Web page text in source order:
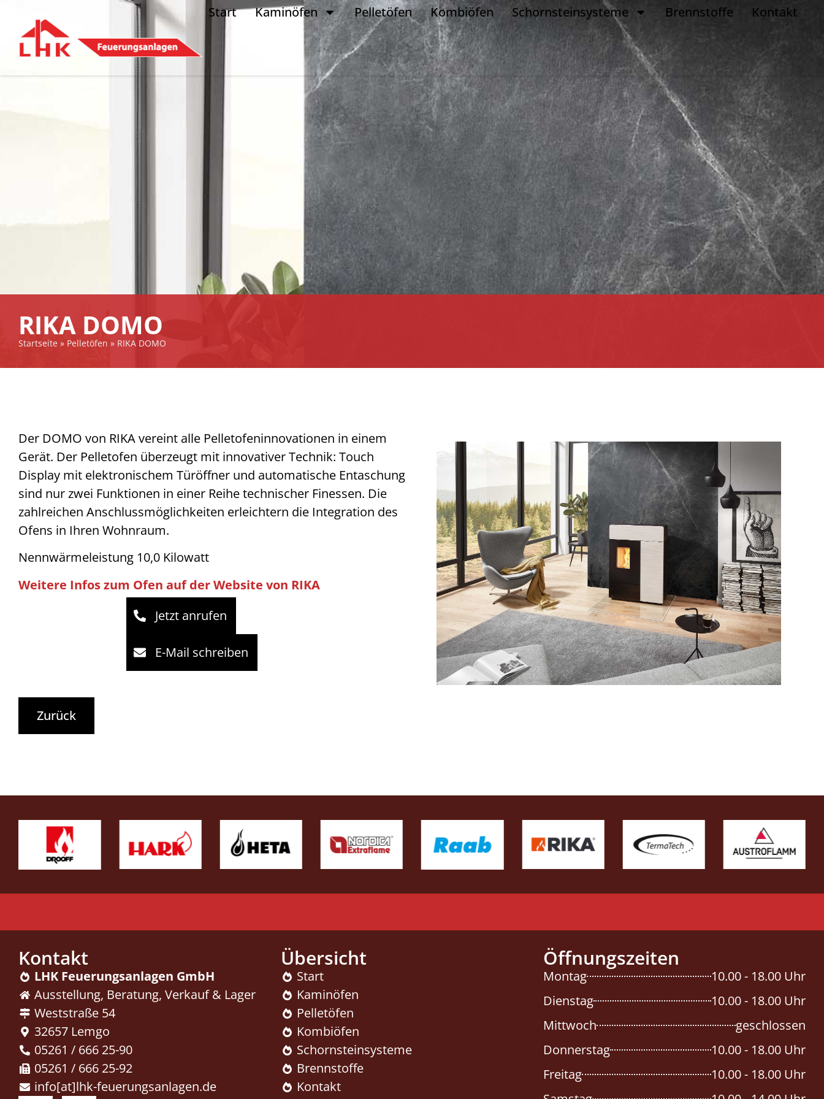
Start Kaminöfen Pelletöfen Kombiöfen Schornsteinsysteme Brennstoffe Kontakt
RIKA DOMO
Startseite » Pelletöfen » RIKA DOMO
Der DOMO von RIKA vereint alle Pelletofeninnovationen in einem
Gerät. Der Pelletofen überzeugt mit innovativer Technik: Touch
Display mit elektronischem Türöffner und automatische Entaschung
sind nur zwei Funktionen in einer Reihe technischer Finessen. Die
zahlreichen Anschlussmöglichkeiten erleichtern die Integration des
Ofens in Ihren Wohnraum.
Nennwärmeleistung 10,0 Kilowatt
Weitere Infos zum Ofen auf der Website von RIKA
Kontakt
LHK Feuerungsanlagen GmbH
Ausstellung, Beratung, ­Verkauf & Lager
Weststraße 54
32657 Lemgo
05261 / 666 25-90
05261 / 666 25-92
info[at]lhk-feuerungsanlagen.de
Übersicht
Start
Kaminöfen
Pelletöfen
Kombiöfen
Schornsteinsysteme
Brennstoffe
Kontakt
Öffnungszeiten
Montag
10.00 - 18.00 Uhr
Dienstag
10.00 - 18.00 Uhr
Mittwoch
geschlossen
Donnerstag
10.00 - 18.00 Uhr
Freitag
10.00 - 18.00 Uhr
Jetzt anrufen
E-Mail schreiben